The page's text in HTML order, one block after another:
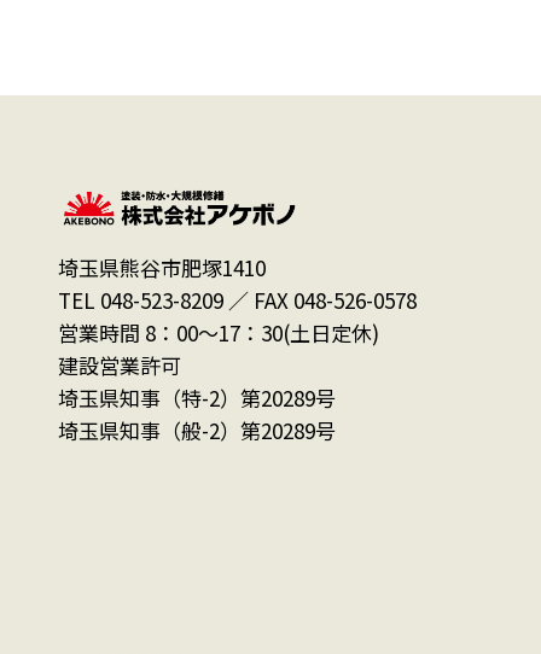
埼玉県熊谷市肥塚1410
TEL 048-523-8209 ／ FAX 048-526-0578
営業時間 8：00～17：30(土日定休)
建設営業許可
埼玉県知事（特-2）第20289号
埼玉県知事（般-2）第20289号